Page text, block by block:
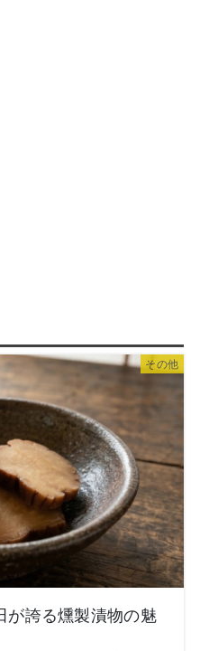
その他
が誇る燻製漬物の魅